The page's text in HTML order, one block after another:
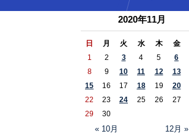
2020年11月
日 月 火 水 木 金
« 10月 12月 »
1 2 3 4 5 6
8
9 10 11 12 13
15
16 17 18 19 20
22
23 24 25 26 27
29
30